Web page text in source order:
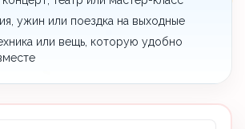
ужин или поездка на выходные
или вещь, которую удобно